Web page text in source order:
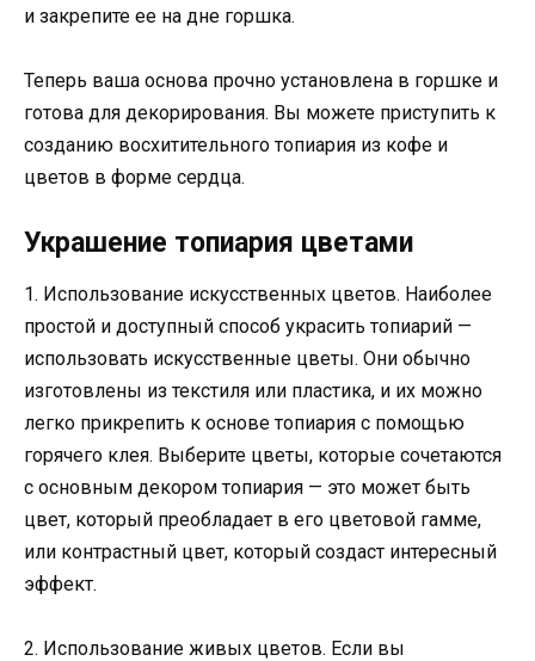
и закрепите ее на дне горшка.
Теперь ваша основа прочно установлена в горшке и
готова для декорирования. Вы можете приступить к
созданию восхитительного топиария из кофе и
цветов в форме сердца.
Украшение топиария цветами
1. Использование искусственных цветов. Наиболее
простой и доступный способ украсить топиарий —
использовать искусственные цветы. Они обычно
изготовлены из текстиля или пластика, и их можно
легко прикрепить к основе топиария с помощью
горячего клея. Выберите цветы, которые сочетаются
с основным декором топиария — это может быть
цвет, который преобладает в его цветовой гамме,
или контрастный цвет, который создаст интересный
эффект.
2. Использование живых цветов. Если вы